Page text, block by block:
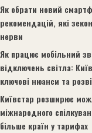
Як обрати новий
рекомендацій, які
нерви
Як працює мобільний
відключень світла:
ключові нюанси та
Київстар розширює
міжнародного
більше країн у тарифах